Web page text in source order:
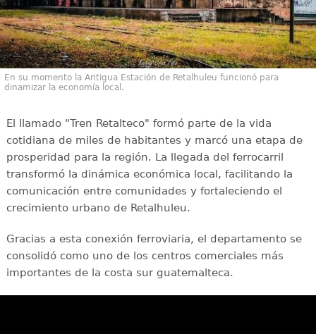
En su momento la Antigua Estación de Retalhuleu funcionó para
dinamizar la economía local.
El llamado "Tren Retalteco" formó parte de la vida
cotidiana de miles de habitantes y marcó una etapa de
prosperidad para la región. La llegada del ferrocarril
transformó la dinámica económica local, facilitando la
comunicación entre comunidades y fortaleciendo el
crecimiento urbano de Retalhuleu.
Gracias a esta conexión ferroviaria, el departamento se
consolidó como uno de los centros comerciales más
importantes de la costa sur guatemalteca.